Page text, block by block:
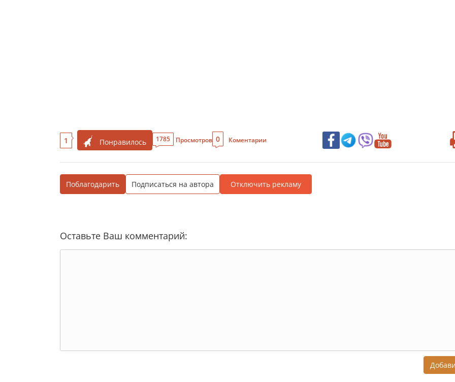
1 Понравилось 1785 Просмотров 0 Коментарии
Поблагодарить Подписаться на автора Отключить рекламу
Оставьте Ваш комментарий: